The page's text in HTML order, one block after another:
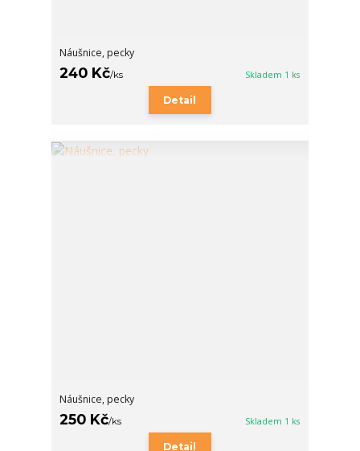
Náušnice, pecky
240 Kč/ks Skladem 1 ks
Detail
Náušnice, pecky
250 Kč/ks Skladem 1 ks
Detail